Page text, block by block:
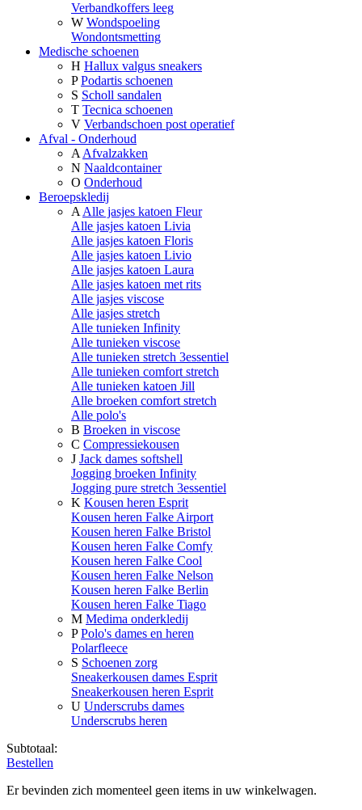
Verbandkoffers leeg
W Wondspoeling
Wondontsmetting
Medische schoenen
H Hallux valgus sneakers
P Podartis schoenen
S Scholl sandalen
T Tecnica schoenen
V Verbandschoen post operatief
Afval - Onderhoud
A Afvalzakken
N Naaldcontainer
O Onderhoud
Beroepskledij
A Alle jasjes katoen Fleur
Alle jasjes katoen Livia
Alle jasjes katoen Floris
Alle jasjes katoen Livio
Alle jasjes katoen Laura
Alle jasjes katoen met rits
Alle jasjes viscose
Alle jasjes stretch
Alle tunieken Infinity
Alle tunieken viscose
Alle tunieken stretch 3essentiel
Alle tunieken comfort stretch
Alle tunieken katoen Jill
Alle broeken comfort stretch
Alle polo's
B Broeken in viscose
C Compressiekousen
J Jack dames softshell
Jogging broeken Infinity
Jogging pure stretch 3essentiel
K Kousen heren Esprit
Kousen heren Falke Airport
Kousen heren Falke Bristol
Kousen heren Falke Comfy
Kousen heren Falke Cool
Kousen heren Falke Nelson
Kousen heren Falke Berlin
Kousen heren Falke Tiago
M Medima onderkledij
P Polo's dames en heren
Polarfleece
S Schoenen zorg
Sneakerkousen dames Esprit
Sneakerkousen heren Esprit
U Underscrubs dames
Underscrubs heren
Subtotaal:
Bestellen
Er bevinden zich momenteel geen items in uw winkelwagen.